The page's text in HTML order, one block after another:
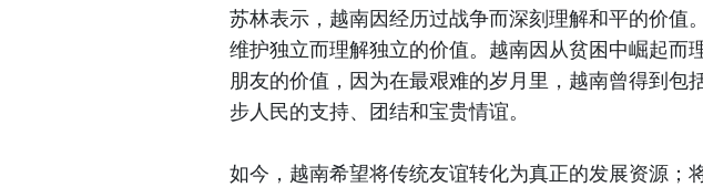
苏林表示，越南因经历过战争而深刻理解和平的价值
维护独立而理解独立的价值。越南因从贫困中崛起而
朋友的价值，因为在最艰难的岁月里，越南曾得到包
步人民的支持、团结和宝贵情谊。
如今，越南希望将传统友谊转化为真正的发展资源；